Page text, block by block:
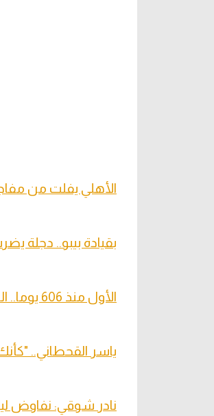
الأهلي يفلت من
بقيادة بيبو.. دجلة
الأول منذ 606 يوما.. الشيخ ينقذ الأهلي أمام الترسانة
ياسر القحطاني..
نادر شوقي: نفاوض